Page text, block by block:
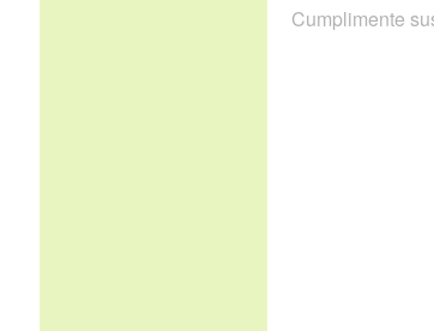
Cumplimente